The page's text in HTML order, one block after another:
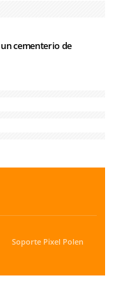
cementerio de
Soporte Pixel Polen